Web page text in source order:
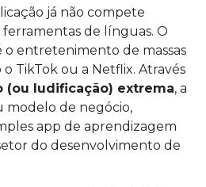
já não compete
de línguas. O
o entretenimento de massas
TikTok ou a Netflix. Através
(ou ludificação) extrema, a
modelo de negócio,
app de aprendizagem
do desenvolvimento de